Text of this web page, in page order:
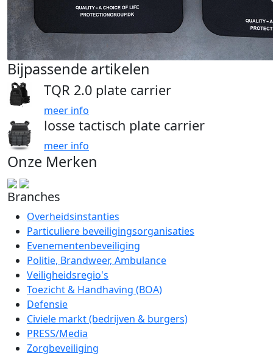
Bijpassende artikelen
TQR 2.0 plate carrier
meer info
losse tactisch plate carrier
meer info
Onze Merken
Branches
Overheidsinstanties
Particuliere beveiligingsorganisaties
Evenementenbeveiliging
Politie, Brandweer, Ambulance
Veiligheidsregio's
Toezicht & Handhaving (BOA)
Defensie
Civiele markt (bedrijven & burgers)
PRESS/Media
Zorgbeveiliging